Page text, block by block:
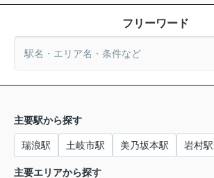
フリーワード
主要駅から探す
瑞浪駅 土岐市駅 美乃坂本駅 岩村駅
主要エリアから探す